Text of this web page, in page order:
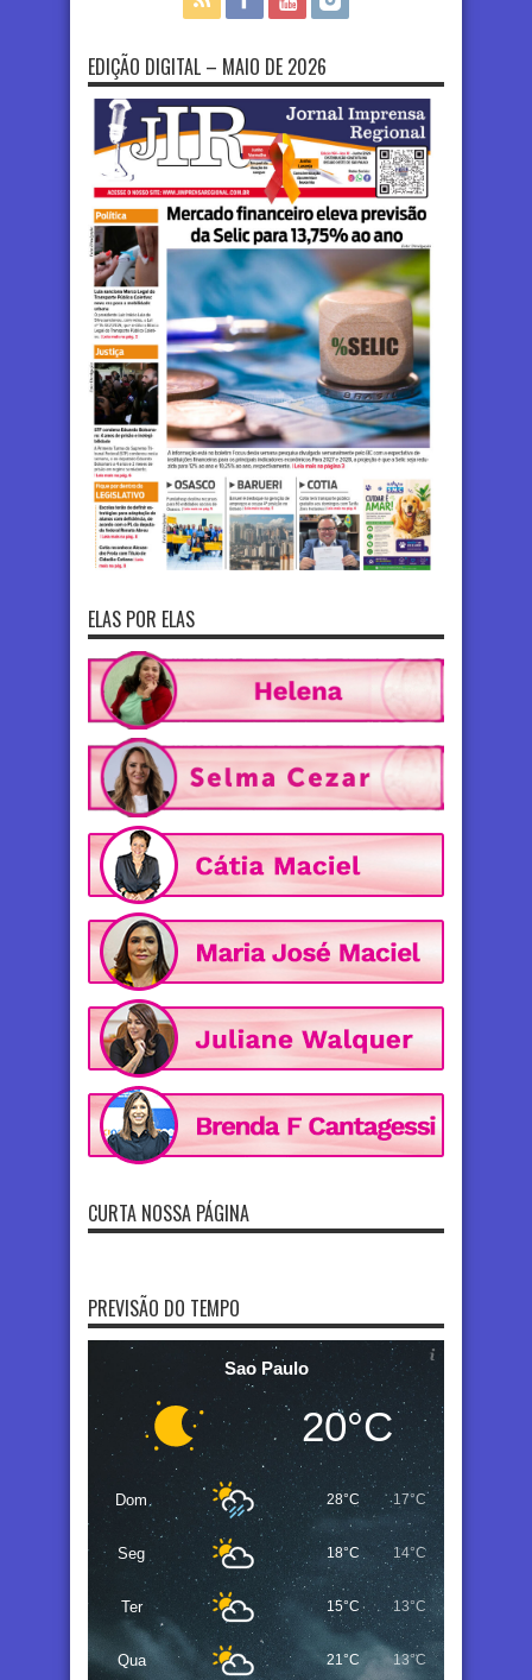
EDIÇÃO DIGITAL – MAIO DE 2026
ELAS POR ELAS
CURTA NOSSA PÁGINA
PREVISÃO DO TEMPO
Sao Paulo
20°C
Dom 28°C 17°C
Seg 18°C 14°C
Ter 15°C 13°C
Qua 21°C 13°C